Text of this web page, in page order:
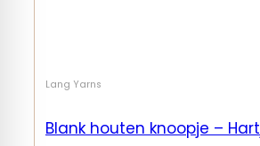
Lang Yarns
Blank houten knoopje –